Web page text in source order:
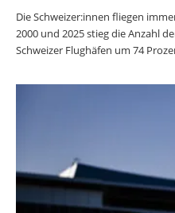
Die Schweizer:innen fliegen
2000 und 2025 stieg die Anzahl
Schweizer Flughäfen um 74